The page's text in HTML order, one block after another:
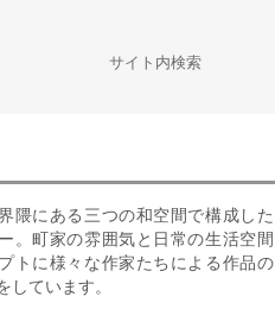
サイト内検索
隈にある三つの和空間で構成した
。町家の雰囲気と日常の生活空間
トに様々な作家たちによる作品の
しています。